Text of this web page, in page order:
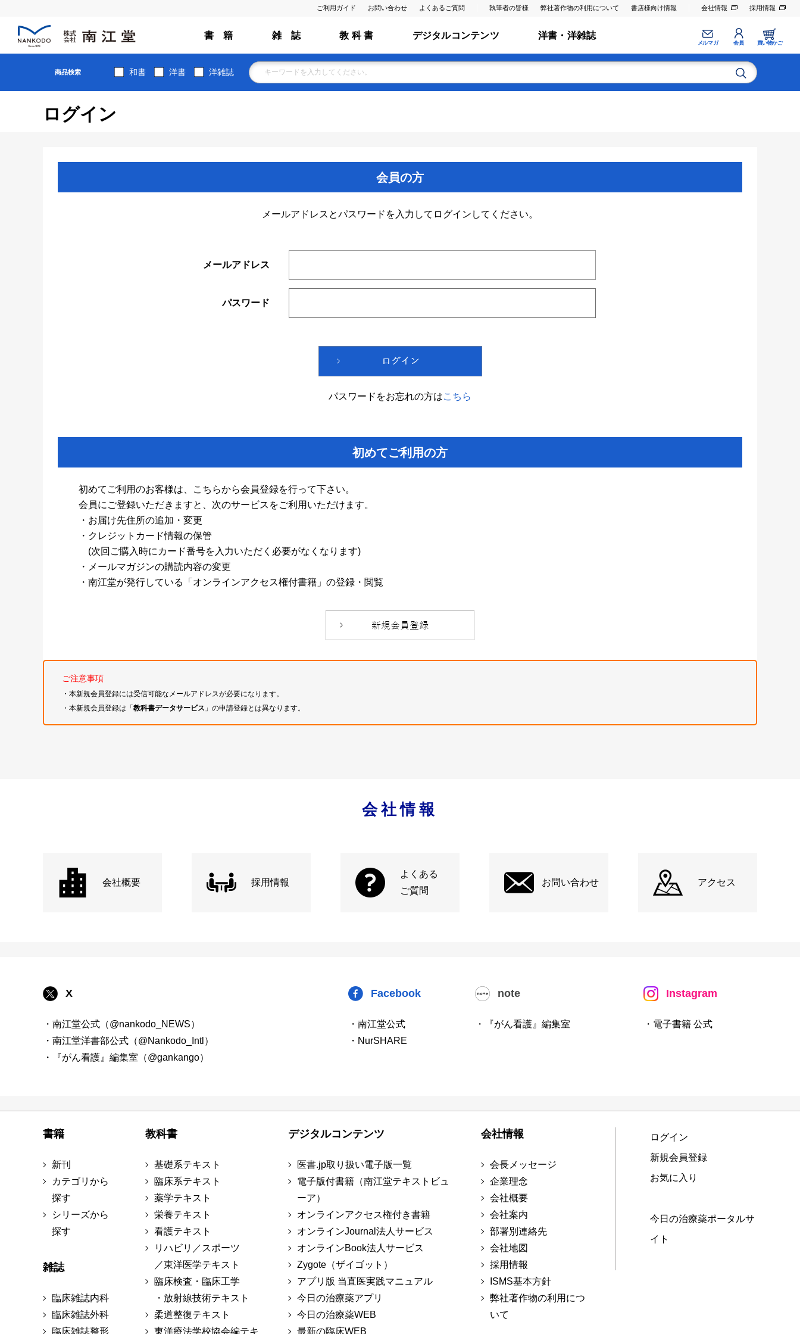
ご利用ガイド お問い合わせ よくあるご質問 執筆者の皆様 弊社著作物の利用について 書店様向け情報 会社情報 採用情報
書 籍 雑 誌 教 科 書 デジタルコンテンツ 洋書・洋雑誌
メルマガ 会員 買い物かご
商品検索 和書 洋書 洋雑誌
ログイン
会員の方
メールアドレスとパスワードを入力してログインしてください。
メールアドレス
パスワード
パスワードをお忘れの方はこちら
初めてご利用の方
初めてご利用のお客様は、こちらから会員登録を行って下さい。
会員にご登録いただきますと、次のサービスをご利用いただけます。
・お届け先住所の追加・変更
・クレジットカード情報の保管
(次回ご購入時にカード番号を入力いただく必要がなくなります)
・メールマガジンの購読内容の変更
・南江堂が発行している「オンラインアクセス権付書籍」の登録・閲覧
ご注意事項
・本新規会員登録には受信可能なメールアドレスが必要になります。
・本新規会員登録は「教科書データサービス 」の申請登録とは異なります。
会社情報
会社概要 採用情報
よくある
ご質問
お問い合わせ アクセス
X
・南江堂公式（@nankodo_NEWS）
・南江堂洋書部公式（@Nankodo_Intl）
・『がん看護』編集室（@gankango）
Facebook
・南江堂公式
・NurSHARE
note
・『がん看護』編集室
Instagram
・電子書籍 公式
書籍
新刊
カテゴリから
探す
シリーズから
探す
雑誌
臨床雑誌内科
臨床雑誌外科
臨床雑誌整形
教科書
基礎系テキスト
臨床系テキスト
薬学テキスト
栄養テキスト
看護テキスト
リハビリ／スポーツ
／東洋医学テキスト
臨床検査・臨床工学
・放射線技術テキスト
柔道整復テキスト
東洋療法学校協会編テキ
デジタルコンテンツ
医書.jp取り扱い電子版一覧
電子版付書籍（南江堂テキストビュ
ーア）
オンラインアクセス権付き書籍
オンラインJournal法人サービス
オンラインBook法人サービス
Zygote（ザイゴット）
アプリ版 当直医実践マニュアル
今日の治療薬アプリ
今日の治療薬WEB
最新の臨床WEB
会社情報
会長メッセージ
企業理念
会社概要
会社案内
部署別連絡先
会社地図
採用情報
ISMS基本方針
弊社著作物の利用につ
いて
ログイン
新規会員登録
お気に入り
今日の治療薬ポータルサ
イト